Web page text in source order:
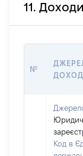
11.
№
Код в